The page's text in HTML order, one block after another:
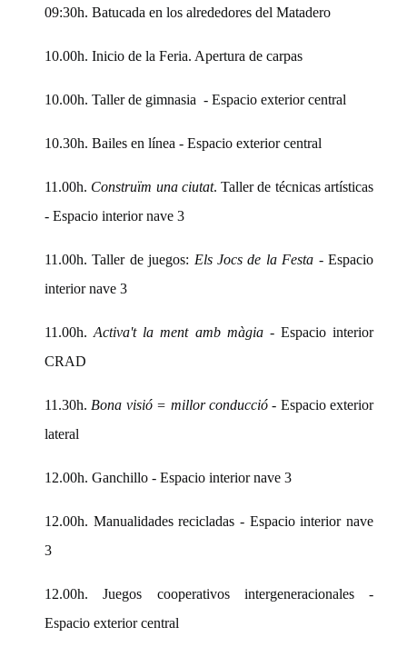
09:30h. Batucada en los alrededores del Matadero
10.00h. Inicio de la Feria. Apertura de carpas
10.00h. Taller de gimnasia - Espacio exterior central
10.30h. Bailes en línea - Espacio exterior central
11.00h. Construïm una ciutat. Taller de técnicas artísticas
- Espacio interior nave 3
11.00h. Taller de juegos: Els Jocs de la Festa - Espacio
interior nave 3
11.00h.Activa't la ment amb màgia - Espacio interior
CRAD
11.30h. Bona visió = millor conducció- Espacio exterior
lateral
12.00h. Ganchillo - Espacio interior nave 3
12.00h. Manualidades recicladas - Espacio interior nave
3
12.00h. Juegos cooperativos intergeneracionales -
Espacio exterior central